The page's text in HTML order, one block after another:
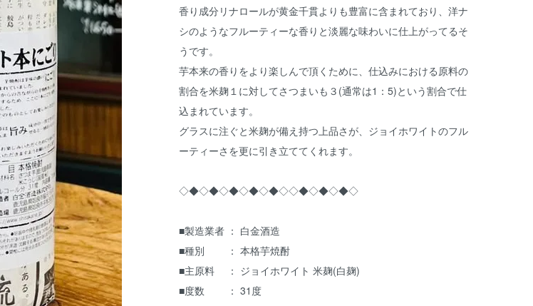
香り成分リナロールが黄金千貫よりも豊富に含まれており、洋ナ
シのようなフルーティーな香りと淡麗な味わいに仕上がってるそ
うです。
芋本来の香りをより楽しんで頂くために、仕込みにおける原料の
割合を米麹１に対してさつまいも３(通常は1：5)という割合で仕
込まれています。
グラスに注ぐと米麹が備え持つ上品さが、ジョイホワイトのフル
ーティーさを更に引き立ててくれます。
◇◆◇◆◇◆◇◆◇◆◇◇◆◇◆◇◆◇
■製造業者 ： 白金酒造
■種別 ： 本格芋焼酎
■主原料 ： ジョイホワイト 米麹(白麹)
■度数 ： 31度